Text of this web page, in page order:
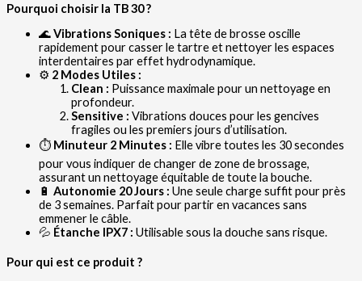
Pourquoi choisir la TB 30 ?
🌊Vibrations Soniques : La tête de brosse oscille
rapidement pour casser le tartre et nettoyer les espaces
interdentaires par effet hydrodynamique.
⚙️ 2 Modes Utiles :
Clean : Puissance maximale pour un nettoyage en
profondeur.
Sensitive : Vibrations douces pour les gencives
fragiles ou les premiers jours d’utilisation.
⏱️ Minuteur 2 Minutes : Elle vibre toutes les 30 secondes
pour vous indiquer de changer de zone de brossage,
assurant un nettoyage équitable de toute la bouche.
🔋 Autonomie 20 Jours : Une seule charge suffit pour près
de 3 semaines. Parfait pour partir en vacances sans
emmener le câble.
💦 Étanche IPX7 : Utilisable sous la douche sans risque.
Pour qui est ce produit ?